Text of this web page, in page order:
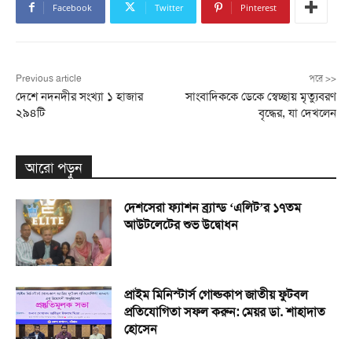
Facebook Twitter Pinterest
Previous article
দেশে নদনদীর সংখ্যা ১ হাজার
২৯৪টি
পরে >>
সাংবাদিককে ডেকে স্বেচ্ছায় মৃত্যুবরণ
বৃদ্ধের, যা দেখলেন
আরো পড়ুন
দেশসেরা ফ্যাশন ব্র্যান্ড ‘এলিট’র ১৭তম
আউটলেটের শুভ উদ্বোধন
প্রাইম মিনিস্টার্স গোল্ডকাপ জাতীয় ফুটবল
প্রতিযোগিতা সফল করুন: মেয়র ডা. শাহাদাত
হোসেন